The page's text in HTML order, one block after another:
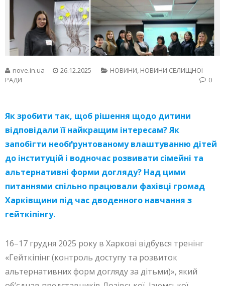
nove.in.ua 26.12.2025 НОВИНИ, НОВИНИ СЕЛИЩНОЇ
РАДИ
0
Як зробити так, щоб рішення щодо дитини
відповідали її найкращим інтересам? Як
запобігти необґрунтованому влаштуванню дітей
до інституцій і водночас розвивати сімейні та
альтернативні форми догляду? Над цими
питаннями спільно працювали фахівці громад
Харківщини під час дводенного навчання з
гейткіпінгу.
16–17 грудня 2025 року в Харкові відбувся тренінг
«Гейткіпінг (контроль доступу та розвиток
альтернативних форм догляду за дітьми)», який